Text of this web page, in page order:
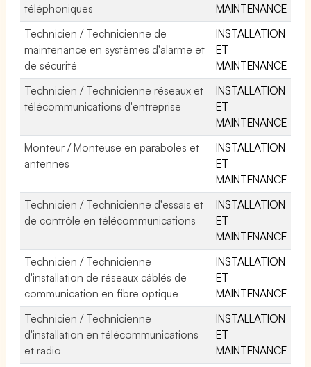
téléphoniques
MAINTENANCE
Technicien / Technicienne de
maintenance en systèmes d'alarme et
de sécurité
INSTALLATION
ET
MAINTENANCE
Technicien / Technicienne réseaux et
télécommunications d'entreprise
INSTALLATION
ET
MAINTENANCE
Monteur / Monteuse en paraboles et
antennes
INSTALLATION
ET
MAINTENANCE
Technicien / Technicienne d'essais et
de contrôle en télécommunications
INSTALLATION
ET
MAINTENANCE
Technicien / Technicienne
d'installation de réseaux câblés de
communication en fibre optique
INSTALLATION
ET
MAINTENANCE
Technicien / Technicienne
d'installation en télécommunications
et radio
INSTALLATION
ET
MAINTENANCE